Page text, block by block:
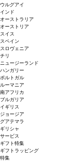
ウルグアイ
インド
オーストラリア
オーストリア
スイス
スペイン
スロヴェニア
チリ
ニュージーランド
ハンガリー
ポルトガル
ルーマニア
南アフリカ
ブルガリア
イギリス
ジョージア
グアテマラ
ギリシャ
サービス
ギフト特集
ギフトラッピング
特集